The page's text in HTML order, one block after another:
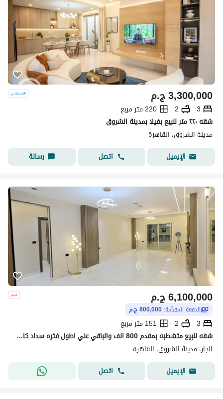
ج.م3,300,000
3
2
220 متر مربع
شقه ٢٢٠ متر للبيع بفيلا بمدينة الشروق
مدينة الشروق، القاهرة
الإيميل
اتصل رسالة
ج.م6,100,000
الدفعة المقدّمة: 800,000 ج.م
3
2
151 متر مربع
شقه للبيع متشطبه بمقدم 800 الف والباقي علي اطول فتره سداد كامله الخدمات والمرافق بجوار لافيستا سيتي في كمبوند الجار ALJAR فالوري الشروق بالقرب مدينتي
الجار، مدينة الشروق، القاهرة
الإيميل
اتصل